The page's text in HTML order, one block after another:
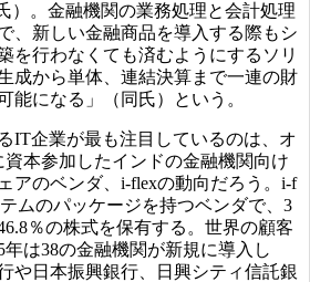
）。金融機関の業務処理と会計処理
、新しい金融商品を導入する際もシ
を行わなくても済むようにするソリ
成から単体、連結決算まで一連の財
能になる」（同氏）という。
IT企業が最も注目しているのは、オ
資本参加したインドの金融機関向け
アのベンダ、i-flexの動向だろう。i-f
ムのパッケージを持つベンダで、3
％の株式を保有する。世界の顧客
年は38の金融機関が新規に導入し
や日本振興銀行、日興シティ信託銀